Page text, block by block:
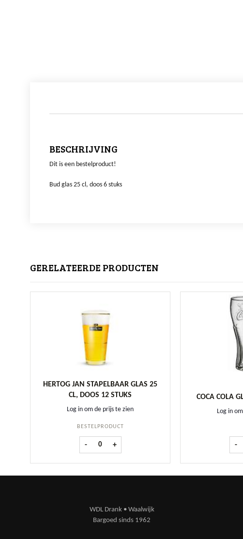
BESCHRIJVING
Dit is een bestelproduct!
Bud glas 25 cl, doos 6 stuks
GERELATEERDE PRODUCTEN
HERTOG JAN STAPELBAAR GLAS 25
CL, DOOS 12 STUKS
Log in om de prijs te zien
BESTELPRODUCT
- Hertog Jan Stapelbaar glas 25 cl, doos 12 stuks aantal
+
COCA COLA
Log in
-
WDL Drank • Waalwijk
Bargoed sinds 1962